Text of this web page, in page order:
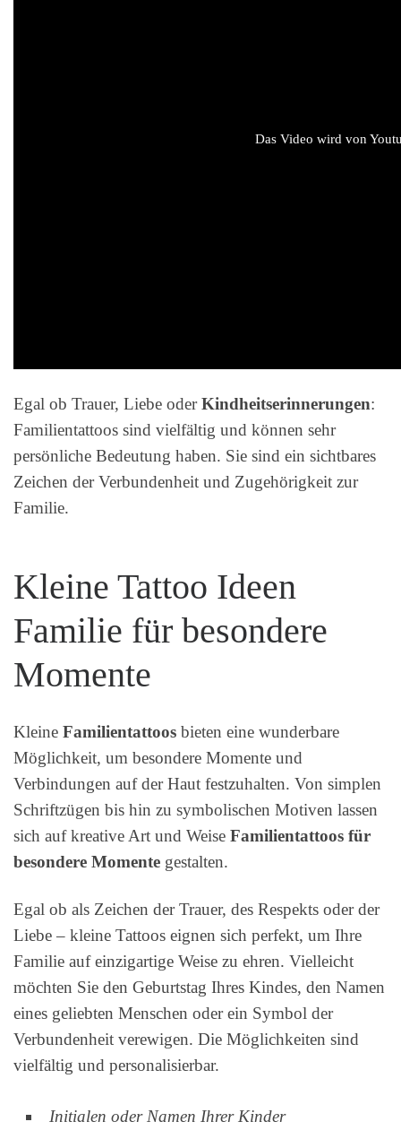
Das Video wird von
Egal ob Trauer, Liebe oderKindheitserinnerungen:
Familientattoos sind vielfältig und können sehr
persönliche Bedeutung haben. Sie sind ein sichtbares
Zeichen der Verbundenheit und Zugehörigkeit zur
Familie.
Kleine Tattoo Ideen
Familie für besondere
Momente
Kleine Familientattoos bieten eine wunderbare
Möglichkeit, um besondere Momente und
Verbindungen auf der Haut festzuhalten. Von simplen
Schriftzügen bis hin zu symbolischen Motiven lassen
sich auf kreative Art und Weise Familientattoos für
besondere Momente gestalten.
Egal ob als Zeichen der Trauer, des Respekts oder der
Liebe – kleine Tattoos eignen sich perfekt, um Ihre
Familie auf einzigartige Weise zu ehren. Vielleicht
möchten Sie den Geburtstag Ihres Kindes, den Namen
eines geliebten Menschen oder ein Symbol der
Verbundenheit verewigen. Die Möglichkeiten sind
vielfältig und personalisierbar.
Initialen oder Namen Ihrer Kinder